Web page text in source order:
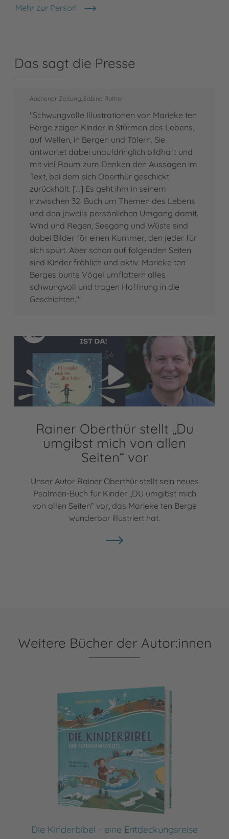
Mehr zur Person
Marieke ten Berge
Das sagt die Presse
Aachener Zeitung, Sabine Rother
"Schwungvolle Illustrationen von Marieke ten
Berge zeigen Kinder in Stürmen des Lebens,
auf Wellen, in Bergen und Tälern. Sie
antwortet dabei unaufdringlich bildhaft und
mit viel Raum zum Denken den Aussagen im
Text, bei dem sich Oberthür geschickt
zurückhält. [...] Es geht ihm in seinem
inzwischen 32. Buch um Themen des Lebens
und den jeweils persönlichen Umgang damit.
Wind und Regen, Seegang und Wüste sind
dabei Bilder für einen Kummer, den jeder für
sich spürt. Aber schon auf folgenden Seiten
sind Kinder fröhlich und aktiv. Marieke ten
Berges bunte Vögel umflattern alles
schwungvoll und tragen Hoffnung in die
Geschichten."
Video abspielen
Rainer Oberthür stellt „Du
umgibst mich von allen
Seiten“ vor
Unser Autor Rainer Oberthür stellt sein neues
Psalmen-Buch für Kinder „DU umgibst mich
von allen Seiten“ vor, das Marieke ten Berge
wunderbar illustriert hat.
Weitere Bücher der Autor:innen
Die Kinderbibel - eine Entdeckungsreise